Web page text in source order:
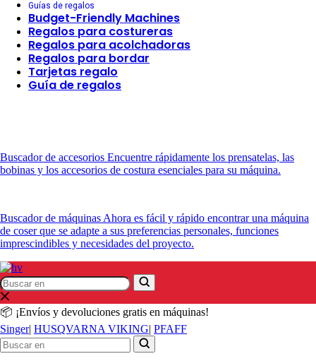
Guías de regalos
Budget-Friendly Machines
Regalos para costureras
Regalos para acolchadoras
Regalos para bordar
Tarjetas regalo
Guía de regalos
Buscador de accesorios Encuentre rápidamente los prensatelas, las
bobinas y los accesorios de costura esenciales para su máquina.
Buscador de máquinas Ahora es fácil y rápido encontrar una máquina
de coser que se adapte a sus preferencias personales, funciones
imprescindibles y necesidades del proyecto.
Buscar
en
Buscar
en
📦 ¡Envíos y devoluciones gratis en máquinas!
Singer| HUSQVARNA VIKING| PFAFF